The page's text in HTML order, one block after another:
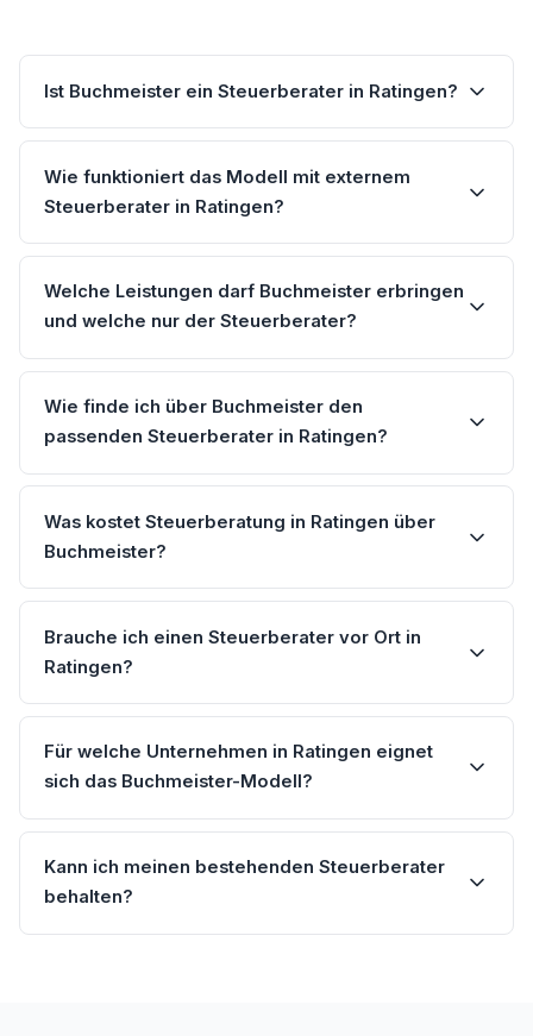
Ist Buchmeister ein Steuerberater in Ratingen?
Wie funktioniert das Modell mit externem
Steuerberater in Ratingen?
Welche Leistungen darf Buchmeister erbringen
und welche nur der Steuerberater?
Wie finde ich über Buchmeister den
passenden Steuerberater in Ratingen?
Was kostet Steuerberatung in Ratingen über
Buchmeister?
Brauche ich einen Steuerberater vor Ort in
Ratingen?
Für welche Unternehmen in Ratingen eignet
sich das Buchmeister-Modell?
Kann ich meinen bestehenden Steuerberater
behalten?